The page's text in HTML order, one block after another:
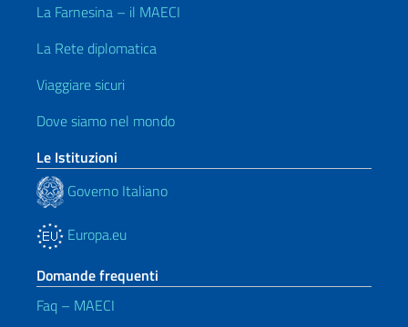
La Farnesina – il MAECI
La Rete diplomatica
Viaggiare sicuri
Dove siamo nel mondo
Le Istituzioni
Governo Italiano
Europa.eu
Domande frequenti
Faq – MAECI